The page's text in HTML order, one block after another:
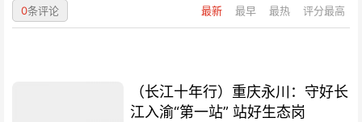
最新 最早 最热 评分最高
0条评论
（长江十年行）重庆永川：守好长
江入渝“第一站” 站好生态岗